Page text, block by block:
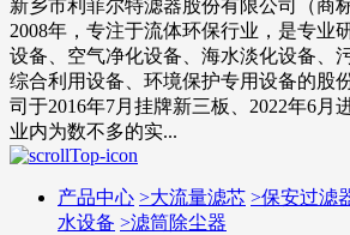
新乡市利菲尔特滤器股份有限公司（商
2008年，专注于流体环保行业，是专业
设备、空气净化设备、海水淡化设备、
综合利用设备、环境保护专用设备的股
司于2016年7月挂牌新三板、2022年6月
业内为数不多的实...
产品中心 >大流量滤芯 >保安过滤
水设备 >滤筒除尘器